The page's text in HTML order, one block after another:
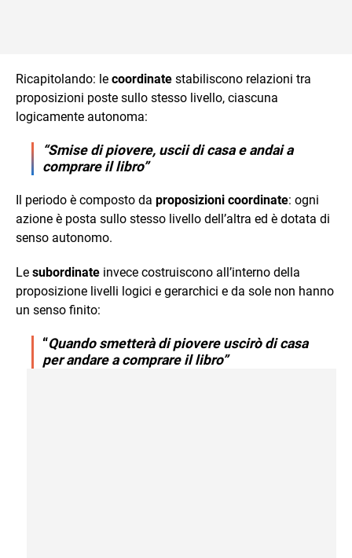
Ricapitolando: le coordinate stabiliscono relazioni tra
proposizioni poste sullo stesso livello, ciascuna
logicamente autonoma:
“Smise di piovere, uscii di casa e andai a
comprare il libro”
Il periodo è composto da proposizioni coordinate: ogni
azione è posta sullo stesso livello dell’altra ed è dotata di
senso autonomo.
Le subordinate invece costruiscono all’interno della
proposizione livelli logici e gerarchici e da sole non hanno
un senso finito:
“Quando smetterà di piovere uscirò di casa
per andare a comprare il libro”